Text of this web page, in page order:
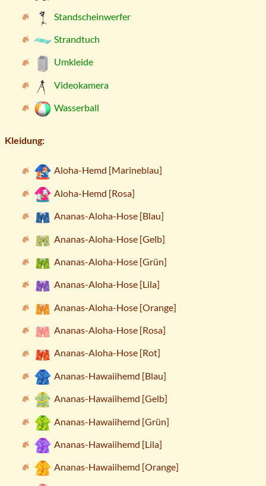
Standscheinwerfer
Strandtuch
Umkleide
Videokamera
Wasserball
Kleidung:
Aloha-Hemd [Marineblau]
Aloha-Hemd [Rosa]
Ananas-Aloha-Hose [Blau]
Ananas-Aloha-Hose [Gelb]
Ananas-Aloha-Hose [Grün]
Ananas-Aloha-Hose [Lila]
Ananas-Aloha-Hose [Orange]
Ananas-Aloha-Hose [Rosa]
Ananas-Aloha-Hose [Rot]
Ananas-Hawaiihemd [Blau]
Ananas-Hawaiihemd [Gelb]
Ananas-Hawaiihemd [Grün]
Ananas-Hawaiihemd [Lila]
Ananas-Hawaiihemd [Orange]